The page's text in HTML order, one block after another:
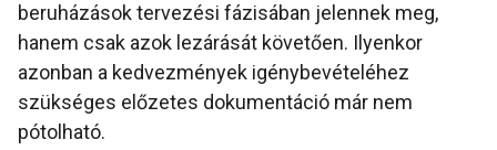
beruházások tervezési fázisában jelennek meg,
hanem csak azok lezárását követően. Ilyenkor
azonban a kedvezmények igénybevételéhez
szükséges előzetes dokumentáció már nem
pótolható.